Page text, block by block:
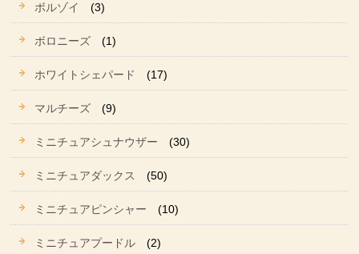
ボルゾイ (3)
ボロニーズ (1)
ホワイトシェパード (17)
マルチーズ (9)
ミニチュアシュナウザー (30)
ミニチュアダックス (50)
ミニチュアピンシャー (10)
ミニチュアプードル (2)